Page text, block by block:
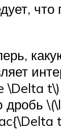
что
\Delta
дробь